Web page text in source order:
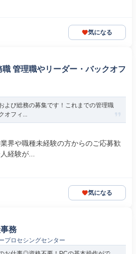
気になる
職 管理職やリーダー・バックオフ
よび総務の募集です！これまでの管理職
オフィ...
界や職種未経験の方からのご応募歓
経験が...
気になる
務
プロセシングセンター